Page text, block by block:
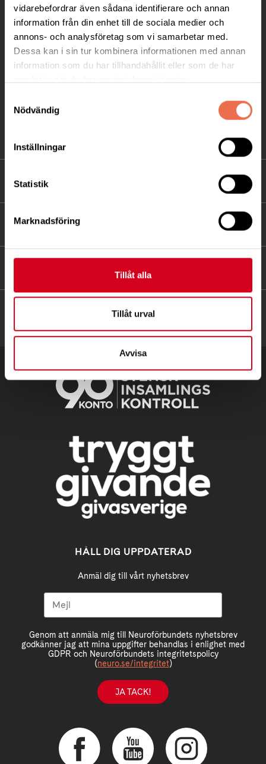
vidarebefordrar även sådana identifierare och annan
information från din enhet till de sociala medier och
annons- och analysföretag som vi samarbetar med.
Dessa kan i sin tur kombinera informationen med annan
information som du har tillhandahållit eller som de har
Nödvändig
Inställningar
Statistik
Marknadsföring
Tillåt alla
Tillåt urval
Avvisa
Postadress:
Box 4086
171 04 Solna
info@neuro.se
PG 90 10 07-5 | BG 901-0075 | Swishgåva 90 100
FÖRDJUPNING
FÖR MEDLEMMAR
HÅLL DIG UPPDATERAD
Anmäl dig till vårt nyhetsbrev
Genom att anmäla mig till Neuroförbundets nyhetsbrev
godkänner jag att mina uppgifter behandlas i enlighet med
GDPR och Neuroförbundets integritetspolicy
(neuro.se/integritet)
JA TACK!